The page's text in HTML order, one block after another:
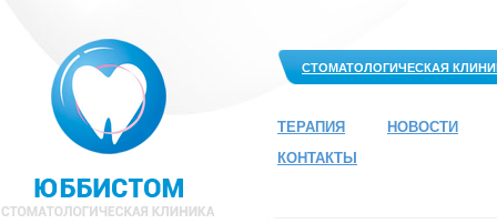
СТОМАТОЛОГИЧЕСКАЯ
ТЕРАПИЯ
НОВОСТИ
КОНТАКТЫ